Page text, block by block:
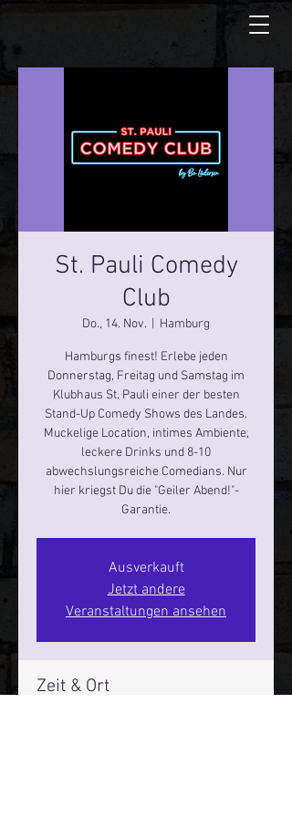
St. Pauli Comedy
Club
Do., 14. Nov. Hamburg
Hamburgs finest! Erlebe jeden
Donnerstag, Freitag und Samstag im
Klubhaus St. Pauli einer der besten
Stand-Up Comedy Shows des Landes.
Muckelige Location, intimes Ambiente,
leckere Drinks und 8-10
abwechslungsreiche Comedians. Nur
hier kriegst Du die "Geiler Abend!"-
Garantie.
Ausverkauft
Jetzt andere
Veranstaltungen ansehen
Zeit & Ort